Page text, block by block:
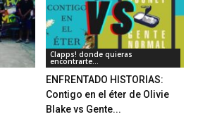
Clapps! donde quieras
encontrarte...
ENFRENTADO HISTORIAS:
Contigo en el éter de Olivie
Blake vs Gente...